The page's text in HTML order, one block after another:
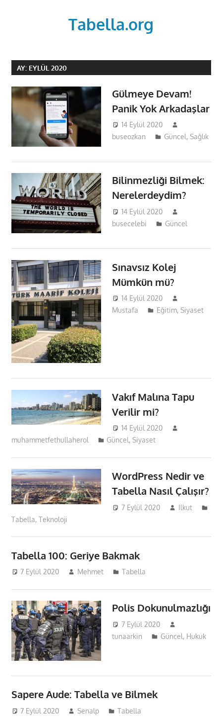
Tabella.org
AY: EYLÜL 2020
Gülmeye Devam!
Panik Yok Arkadaşlar
14 Eylül 2020
buseozkan
Güncel,Sağlık
Bilinmezliği Bilmek:
Nerelerdeydim?
14 Eylül 2020
busecelebi
Güncel
Sınavsız Kolej
Mümkün mü?
14 Eylül 2020
Mustafa
Eğitim,Siyaset
Vakıf Malına Tapu
Verilir mi?
14 Eylül 2020
muhammetfethullaherol
Güncel,Siyaset
WordPress Nedir ve
Tabella Nasıl Çalışır?
7 Eylül 2020
Ilkut
Tabella, Teknoloji
Tabella 100: Geriye Bakmak
7 Eylül 2020 Mehmet Tabella
Polis Dokunulmazlığı
7 Eylül 2020
tunaarkin
Güncel, Hukuk
Sapere Aude: Tabella ve Bilmek
7 Eylül 2020 Senalp Tabella